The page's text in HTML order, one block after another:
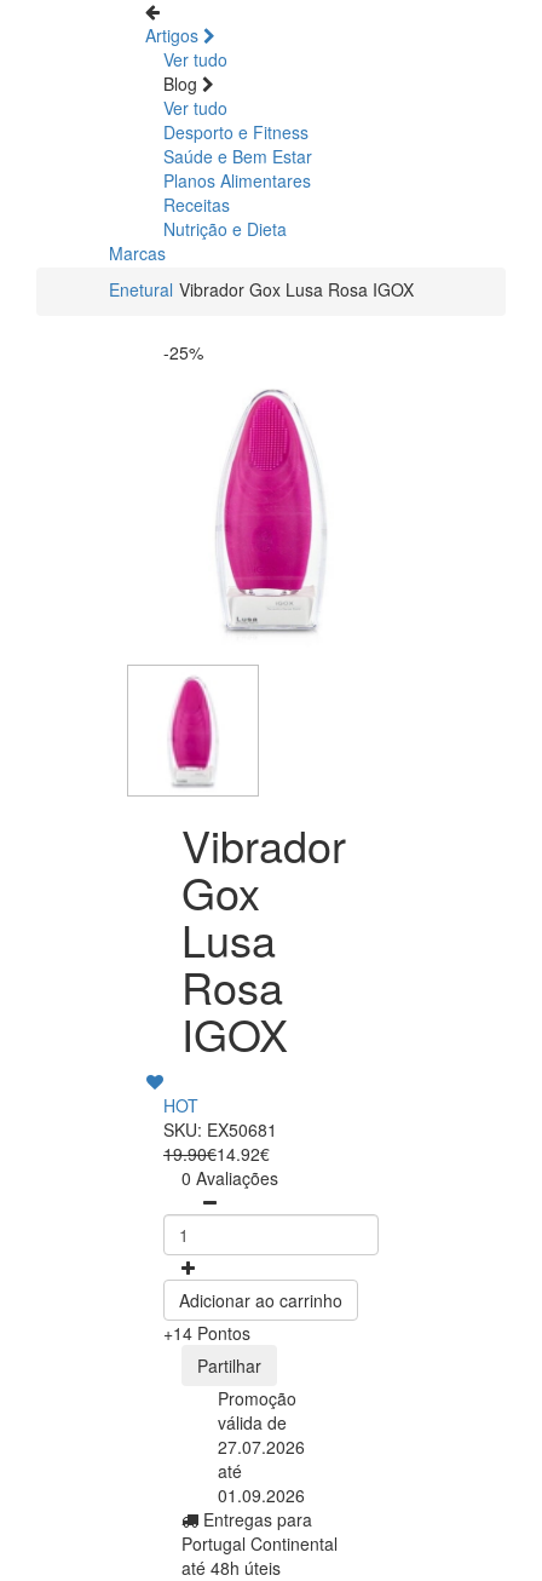
Artigos
Ver tudo
Blog
Ver tudo
Desporto e Fitness
Saúde e Bem Estar
Planos Alimentares
Receitas
Nutrição e Dieta
Marcas
Enetural Vibrador Gox Lusa Rosa IGOX
-25%
Vibrador
Gox
Lusa
Rosa
IGOX
HOT
SKU: EX50681
19.90€14.92€
0 Avaliações
Adicionar ao carrinho
+14 Pontos
Partilhar
Promoção
válida de
27.07.2026
até
01.09.2026
Entregas para
Portugal Continental
até 48h úteis